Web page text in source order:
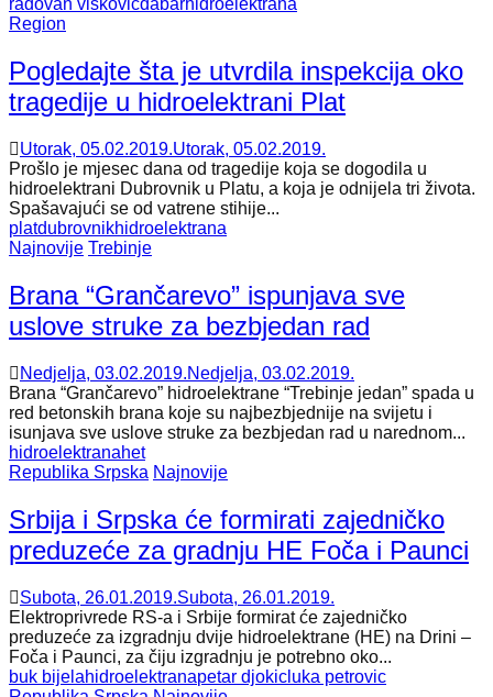
radovan viskovicdabarhidroelektrana
Region
Pogledajte šta je utvrdila inspekcija oko
tragedije u hidroelektrani Plat
Utorak, 05.02.2019.Utorak, 05.02.2019.
Prošlo je mjesec dana od tragedije koja se dogodila u
hidroelektrani Dubrovnik u Platu, a koja je odnijela tri života.
Spašavajući se od vatrene stihije...
platdubrovnikhidroelektrana
Najnovije Trebinje
Brana “Grančarevo” ispunjava sve
uslove struke za bezbjedan rad
Nedjelja, 03.02.2019.Nedjelja, 03.02.2019.
Brana “Grančarevo” hidroelektrane “Trebinje jedan” spada u
red betonskih brana koje su najbezbjednije na svijetu i
isunjava sve uslove struke za bezbjedan rad u narednom...
hidroelektranahet
Republika Srpska Najnovije
Srbija i Srpska će formirati zajedničko
preduzeće za gradnju HE Foča i Paunci
Subota, 26.01.2019.Subota, 26.01.2019.
Elektroprivrede RS-a i Srbije formirat će zajedničko
preduzeće za izgradnju dvije hidroelektrane (HE) na Drini –
Foča i Paunci, za čiju izgradnju je potrebno oko...
buk bijelahidroelektranapetar djokic luka petrovic